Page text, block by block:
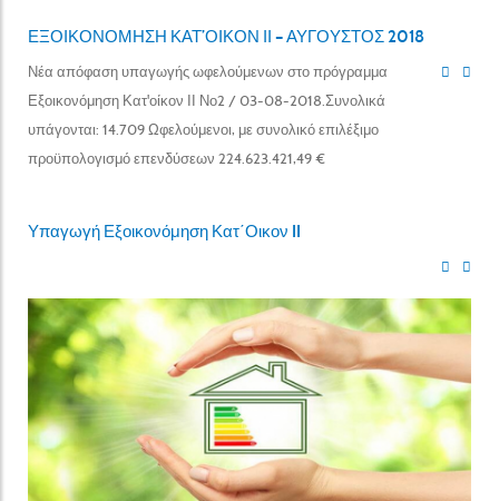
ΕΞΟΙΚΟΝΟΜΗΣΗ ΚΑΤ’ΟΙΚΟΝ ΙΙ – ΑΥΓΟΥΣΤΟΣ 2018
Νέα απόφαση υπαγωγής ωφελούμενων στο πρόγραμμα
Εξοικονόμηση Κατ'οίκον ΙΙ Νο2 / 03-08-2018.Συνολικά
υπάγονται: 14.709 Ωφελούμενοι, με συνολικό επιλέξιμο
προϋπολογισμό επενδύσεων 224.623.421,49 €
Υπαγωγή Εξοικονόμηση Κατ΄Οικον II